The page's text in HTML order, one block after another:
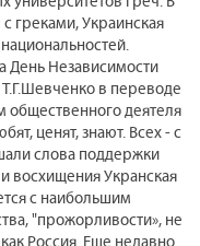
греками, Украинская
День Независимости
в переводе
общественного деятеля
ценят, знают. Всех - с
слова поддержки
восхищения Укранская
с наибольшим
"прожорливости», не